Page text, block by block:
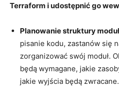
Terraform i udostępnić go
Planowanie struktury
pisanie kodu, ⁣zastanów się⁤
zorganizować swój ⁣moduł.
‌będą wymagane, jakie
jakie​ wyjścia‍ będą⁢ zwracane.